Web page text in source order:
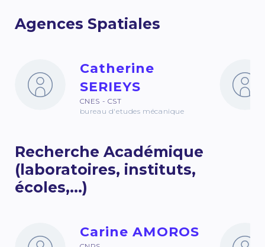
Agences Spatiales
Catherine
SERIEYS
CNES - CST
bureau d'etudes mécanique
Recherche Académique
(laboratoires, instituts,
écoles,...)
Carine AMOROS